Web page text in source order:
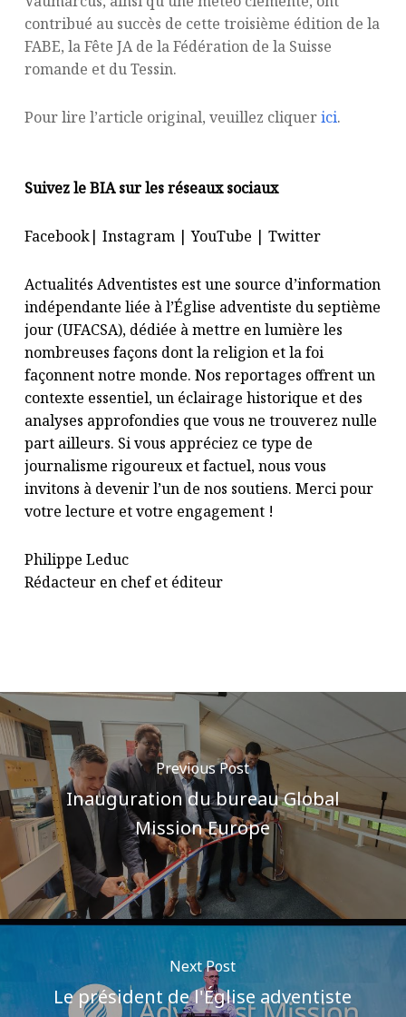
contribué au succès de cette troisième édition de la
FABE, la Fête JA de la Fédération de la Suisse
romande et du Tessin.
Pour lire l’article original, veuillez cliquerici.
Suivez le BIA sur les réseaux sociaux
Facebook| Instagram|YouTube | Twitter
Actualités Adventistes est une source d’information
indépendante liée à l’Église adventiste du septième
jour (UFACSA), dédiée à mettre en lumière les
nombreuses façons dont la religion et la foi
façonnent notre monde. Nos reportages offrent un
contexte essentiel, un éclairage historique et des
analyses approfondies que vous ne trouverez nulle
part ailleurs. Si vous appréciez ce type de
journalisme rigoureux et factuel, nous vous
invitons à devenir l’un de nos soutiens. Merci pour
votre lecture et votre engagement !
Philippe Leduc
Rédacteur en chef et éditeur
Previous Post
Inauguration du bureau Global
Mission Europe
Next Post
Le président de l'Église adventiste